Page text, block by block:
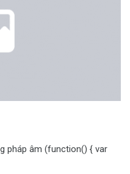
pháp âm (function() { var